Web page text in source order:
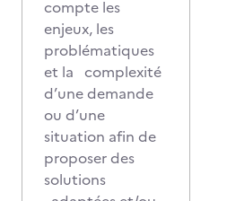
compte les
enjeux, les
problématiques
et la complexité
d’une demande
ou d’une
situation afin de
proposer des
solutions